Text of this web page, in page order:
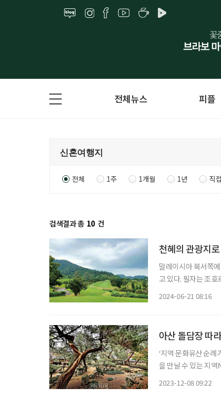
전체뉴스 피플
전체 1주 1개월 1년 직
검색결과 총 10 건
천혜의 관광지
말레이시아 북서쪽
고 있다. 필자는 조
2024-06-21 08:16
아산 돌담장 따
‘지역 문화유산 순
을 만날 수 있는 지
2023-12-08 09:22